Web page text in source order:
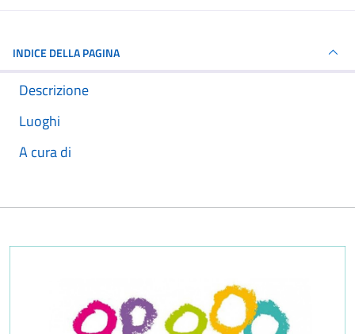
INDICE DELLA PAGINA
Descrizione
Luoghi
A cura di